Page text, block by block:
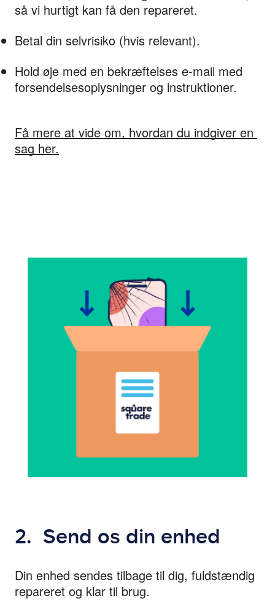
så vi hurtigt kan få den repareret.
Betal din selvrisiko (hvis relevant).
Hold øje med en bekræftelses e-mail med
forsendelsesoplysninger og instruktioner.
Få mere at vide om, hvordan du indgiver en
sag her.
2. Send os din enhed
Din enhed sendes tilbage til dig, fuldstændig
repareret og klar til brug.